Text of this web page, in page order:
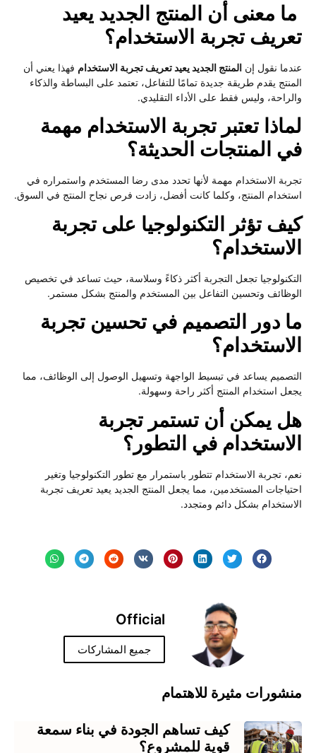
منشورات مثيرة للاهتمام
كيف تساهم الجودة في بناء سمعة
قوية للمشروع؟
ما معنى أن المنتج الجديد يعيد
تعريف تجربة الاستخدام؟
عندما نقول إن المنتج الجديد يعيد تعريف تجربة الاستخدام فهذا يعني أن
المنتج يقدم طريقة جديدة تمامًا للتفاعل، تعتمد على البساطة والذكاء
والراحة، وليس فقط على الأداء التقليدي.
لماذا تعتبر تجربة الاستخدام مهمة
في المنتجات الحديثة؟
تجربة الاستخدام مهمة لأنها تحدد مدى رضا المستخدم واستمراره في
استخدام المنتج، وكلما كانت أفضل، زادت فرص نجاح المنتج في السوق.
كيف تؤثر التكنولوجيا على تجربة
الاستخدام؟
التكنولوجيا تجعل التجربة أكثر ذكاءً وسلاسة، حيث تساعد في تخصيص
الوظائف وتحسين التفاعل بين المستخدم والمنتج بشكل مستمر.
ما دور التصميم في تحسين تجربة
الاستخدام؟
التصميم يساعد في تبسيط الواجهة وتسهيل الوصول إلى الوظائف، مما
يجعل استخدام المنتج أكثر راحة وسهولة.
هل يمكن أن تستمر تجربة
الاستخدام في التطور؟
نعم، تجربة الاستخدام تتطور باستمرار مع تطور التكنولوجيا وتغير
احتياجات المستخدمين، مما يجعل المنتج الجديد يعيد تعريف تجربة
الاستخدام بشكل دائم ومتجدد.
Official
جميع المشاركات